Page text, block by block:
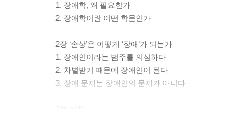
1. 장애학, 왜 필요한가
2. 장애학이란 어떤 학문인가
2장 ‘손상’은 어떻게 ‘장애’가 되는가
1. 장애인이라는 범주를 의심하다
2. 차별받기 때문에 장애인이 된다
3. 장애 문제는 장애인의 문제가 아니다
2부 성찰